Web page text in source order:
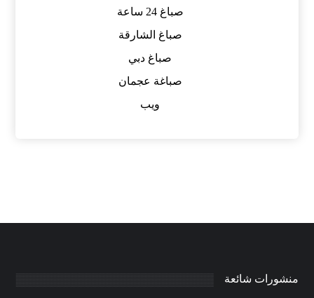
صباغ 24 ساعة
صباغ الشارقة
صباغ دبي
صباغة عجمان
ويب
منشورات شائعة